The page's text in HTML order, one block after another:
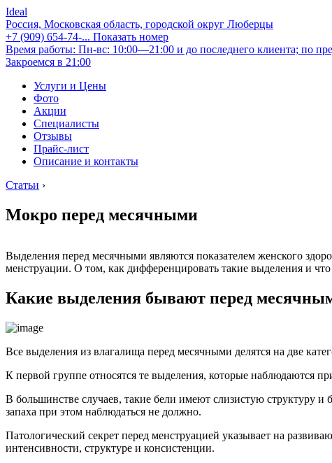
Ideal
Россия, Московская область, городской округ Люберцы
+7 (909) 654-74-... Показать номер
Время работы: Пн-вс: 10:00—21:00 и до последнего клиента; по
Закроемся в 21:00
Услуги и Цены
Фото
Акции
Специалисты
Отзывы
Прайс-лист
Описание и контакты
Статьи ›
Мокро перед месячными
Выделения перед месячными являются показателем женского
менструации. О том, как дифференцировать такие выделения и что
Какие выделения бывают перед
Все выделения из влагалища перед месячными делятся на две
К первой группе относятся те выделения, которые наблюдаются
В большинстве случаев, такие бели имеют слизистую структуру
запаха при этом наблюдаться не должно.
Патологический секрет перед менструацией указывает на
интенсивности, структуре и консистенции.